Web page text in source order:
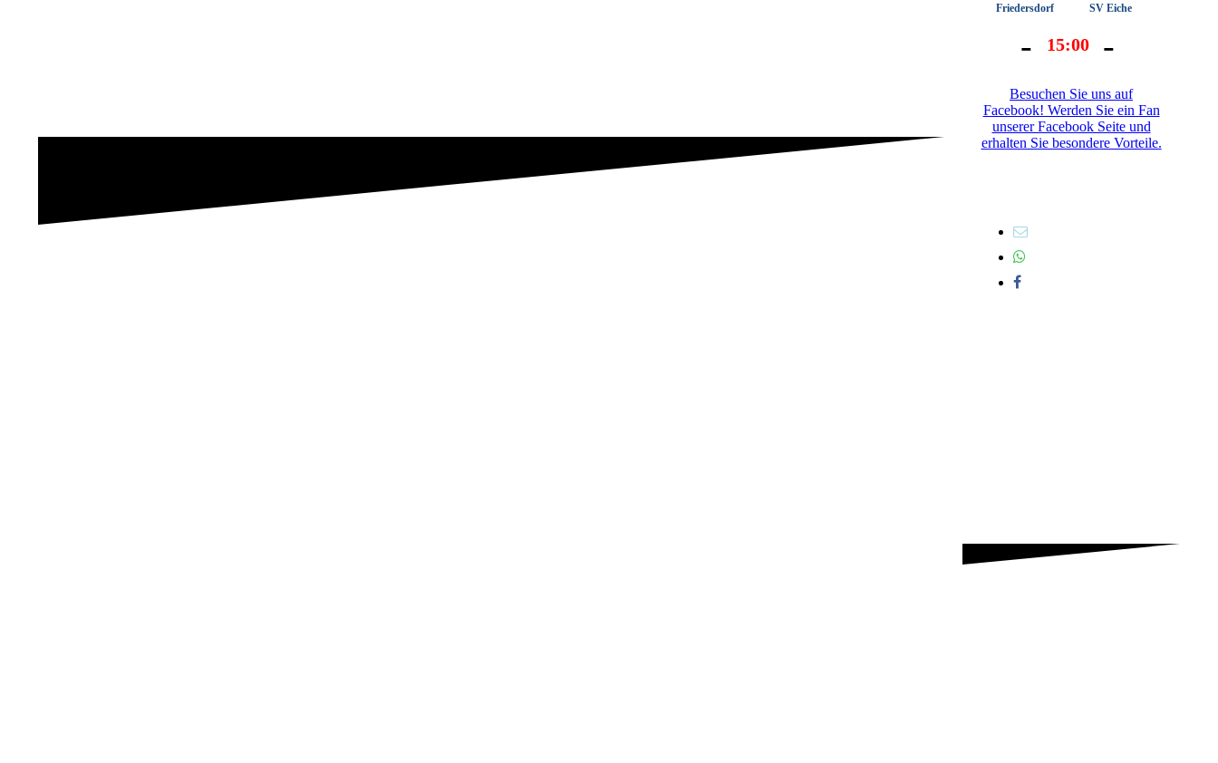
Besuchen Sie uns auf
Facebook! Werden Sie ein Fan
unserer Facebook Seite und
erhalten Sie besondere Vorteile.